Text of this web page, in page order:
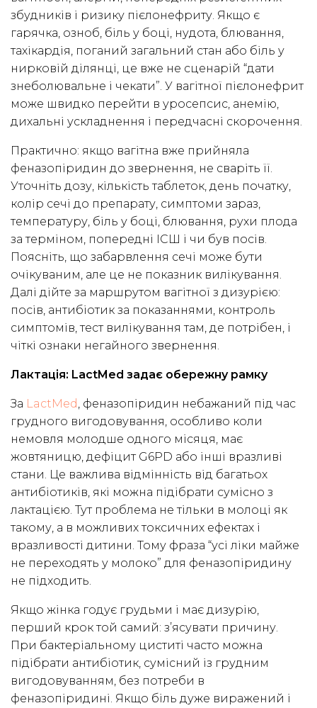
збудників і ризику пієлонефриту. Якщо є
гарячка, озноб, біль у боці, нудота, блювання,
тахікардія, поганий загальний стан або біль у
нирковій ділянці, це вже не сценарій “дати
знеболювальне і чекати”. У вагітної пієлонефрит
може швидко перейти в уросепсис, анемію,
дихальні ускладнення і передчасні скорочення.
Практично: якщо вагітна вже прийняла
феназопіридин до звернення, не сваріть її.
Уточніть дозу, кількість таблеток, день початку,
колір сечі до препарату, симптоми зараз,
температуру, біль у боці, блювання, рухи плода
за терміном, попередні ІСШ і чи був посів.
Поясніть, що забарвлення сечі може бути
очікуваним, але це не показник вилікування.
Далі дійте за маршрутом вагітної з дизурією:
посів, антибіотик за показаннями, контроль
симптомів, тест вилікування там, де потрібен, і
чіткі ознаки негайного звернення.
Лактація: LactMed задає обережну рамку
За LactMed, феназопіридин небажаний під час
грудного вигодовування, особливо коли
немовля молодше одного місяця, має
жовтяницю, дефіцит G6PD або інші вразливі
стани. Це важлива відмінність від багатьох
антибіотиків, які можна підібрати сумісно з
лактацією. Тут проблема не тільки в молоці як
такому, а в можливих токсичних ефектах і
вразливості дитини. Тому фраза “усі ліки майже
не переходять у молоко” для феназопіридину
не підходить.
Якщо жінка годує грудьми і має дизурію,
перший крок той самий: з’ясувати причину.
При бактеріальному циститі часто можна
підібрати антибіотик, сумісний із грудним
вигодовуванням, без потреби в
феназопіридині. Якщо біль дуже виражений і